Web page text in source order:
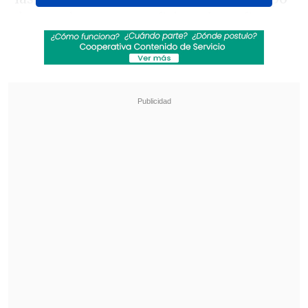
públicas.
[VIDEO] Jugador de Coritiba cayó directo al